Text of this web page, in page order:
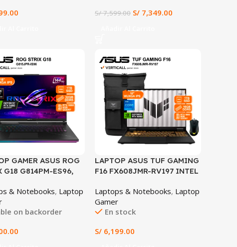
(ANV16-72-7809)
S/7,599.00 S/ 7,349.00
GAMER ASUS ROG
G18 G814PM-ES96,
5600MHz, 1TB
GeForce
Laptop GPU
Windows 11, RGB,
& Notebooks, Laptop
on backorder
LAPTOP ASUS TUF GAMING
F16 FX608JMR-RV197 INTEL
1TB SSD RTX 5060 8GB 16″
FHD IPS 144HZ WINDOWS
11 HOME + MOCHILA Y
(FX608JMR-RV197)
Laptops & Notebooks, Laptop
Gamer
En stock
S/ 6,199.00